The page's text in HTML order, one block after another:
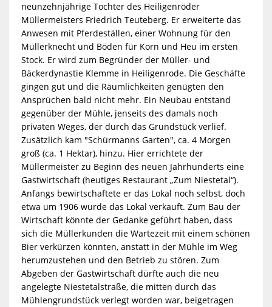
neunzehnjährige Tochter des Heiligenröder
Müllermeisters Friedrich Teuteberg. Er erweiterte das
Anwesen mit Pferdeställen, einer Wohnung für den
Müllerknecht und Böden für Korn und Heu im ersten
Stock. Er wird zum Begründer der Müller- und
Bäckerdynastie Klemme in Heiligenrode. Die Geschäfte
gingen gut und die Räumlichkeiten genügten den
Ansprüchen bald nicht mehr. Ein Neubau entstand
gegenüber der Mühle, jenseits des damals noch
privaten Weges, der durch das Grundstück verlief.
Zusätzlich kam "Schürmanns Garten", ca. 4 Morgen
groß (ca. 1 Hektar), hinzu. Hier errichtete der
Müllermeister zu Beginn des neuen Jahrhunderts eine
Gastwirtschaft (heutiges Restaurant „Zum Niestetal“).
Anfangs bewirtschaftete er das Lokal noch selbst, doch
etwa um 1906 wurde das Lokal verkauft. Zum Bau der
Wirtschaft könnte der Gedanke geführt haben, dass
sich die Müllerkunden die Wartezeit mit einem schönen
Bier verkürzen könnten, anstatt in der Mühle im Weg
herumzustehen und den Betrieb zu stören. Zum
Abgeben der Gastwirtschaft dürfte auch die neu
angelegte Niestetalstraße, die mitten durch das
Mühlengrundstück verlegt worden war, beigetragen